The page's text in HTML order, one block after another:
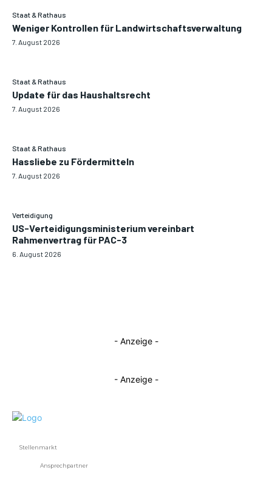
Staat & Rathaus
Weniger Kontrollen für Landwirtschaftsverwaltung
7. August 2026
Staat & Rathaus
Update für das Haushaltsrecht
7. August 2026
Staat & Rathaus
Hassliebe zu Fördermitteln
7. August 2026
Verteidigung
US-Verteidigungsministerium vereinbart
Rahmenvertrag für PAC-3
6. August 2026
- Anzeige -
- Anzeige -
Stellenmarkt
Ansprechpartner